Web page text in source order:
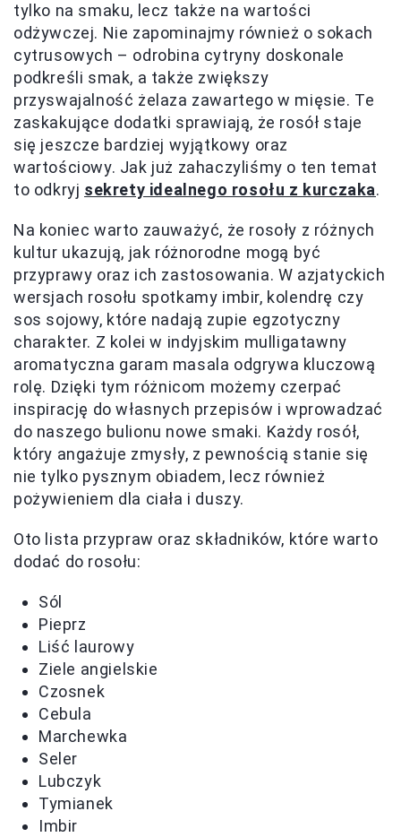
tylko na smaku, lecz także na wartości
odżywczej. Nie zapominajmy również o sokach
cytrusowych – odrobina cytryny doskonale
podkreśli smak, a także zwiększy
przyswajalność żelaza zawartego w mięsie. Te
zaskakujące dodatki sprawiają, że rosół staje
się jeszcze bardziej wyjątkowy oraz
wartościowy. Jak już zahaczyliśmy o ten temat
to odkryj sekrety idealnego rosołu z kurczaka.
Na koniec warto zauważyć, że rosoły z różnych
kultur ukazują, jak różnorodne mogą być
przyprawy oraz ich zastosowania. W azjatyckich
wersjach rosołu spotkamy imbir, kolendrę czy
sos sojowy, które nadają zupie egzotyczny
charakter. Z kolei w indyjskim mulligatawny
aromatyczna garam masala odgrywa kluczową
rolę. Dzięki tym różnicom możemy czerpać
inspirację do własnych przepisów i wprowadzać
do naszego bulionu nowe smaki. Każdy rosół,
który angażuje zmysły, z pewnością stanie się
nie tylko pysznym obiadem, lecz również
pożywieniem dla ciała i duszy.
Oto lista przypraw oraz składników, które warto
dodać do rosołu:
Sól
Pieprz
Liść laurowy
Ziele angielskie
Czosnek
Cebula
Marchewka
Seler
Lubczyk
Tymianek
Imbir